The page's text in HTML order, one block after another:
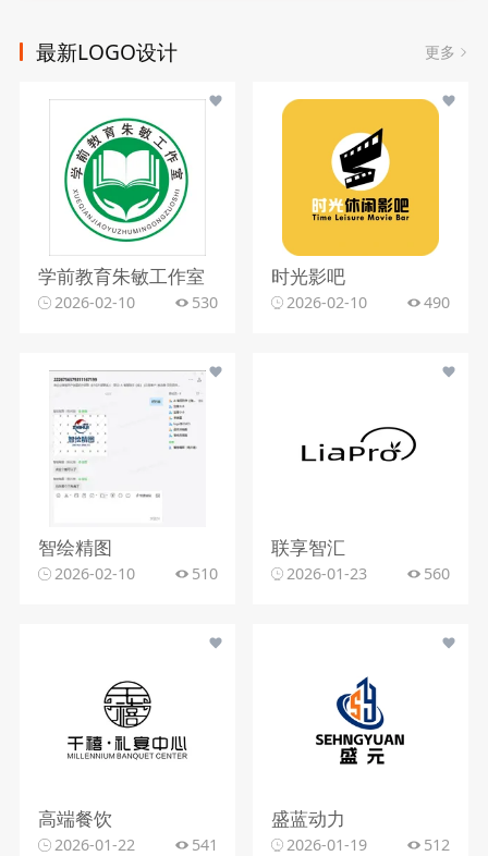
最新LOGO设计 更多
学前教育朱敏工作室
2026-02-10 530
时光影吧
2026-02-10 490
智绘精图
2026-02-10 510
联享智汇
2026-01-23 560
高端餐饮
2026-01-22 541
盛蓝动力
2026-01-19 512